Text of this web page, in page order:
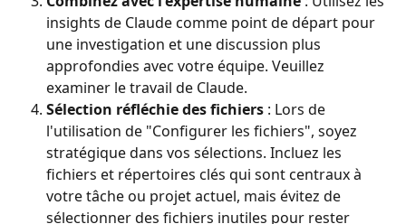
insights de Claude comme point de départ pour
une investigation et une discussion plus
approfondies avec votre équipe. Veuillez
examiner le travail de Claude.
Sélection réfléchie des fichiers : Lors de
l'utilisation de "Configurer les fichiers", soyez
stratégique dans vos sélections. Incluez les
fichiers et répertoires clés qui sont centraux à
votre tâche ou projet actuel, mais évitez de
sélectionner des fichiers inutiles pour rester